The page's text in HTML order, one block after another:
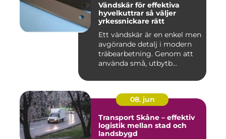
Vändskär för effektiva
hyvelkuttrar så väljer
yrkessnickare rätt
Ett vändskär är en enkel men
avgörande detalj i modern
träbearbetning. Genom att
använda små, utbytb...
08. jun
Transport Skåne – effektiv
logistik mellan stad och
landsbygd